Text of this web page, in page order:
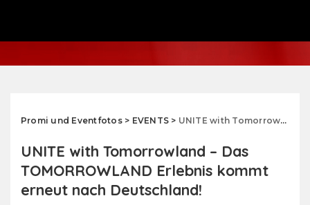
Promi und Eventfotos> EVENTS > UNITE with Tomorrowland – Das TOMORROWLAND Erlebnis kommt erneut nach Deutschland!
UNITE with Tomorrowland – Das
TOMORROWLAND Erlebnis kommt
erneut nach Deutschland!